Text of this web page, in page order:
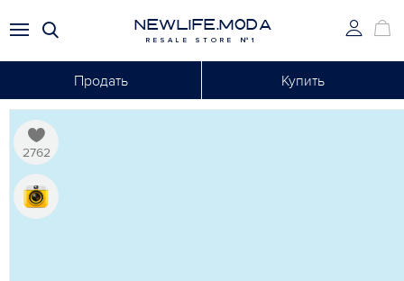
NEWLIFE.MODA
RESALE STORE №1
Продать Купить
2762